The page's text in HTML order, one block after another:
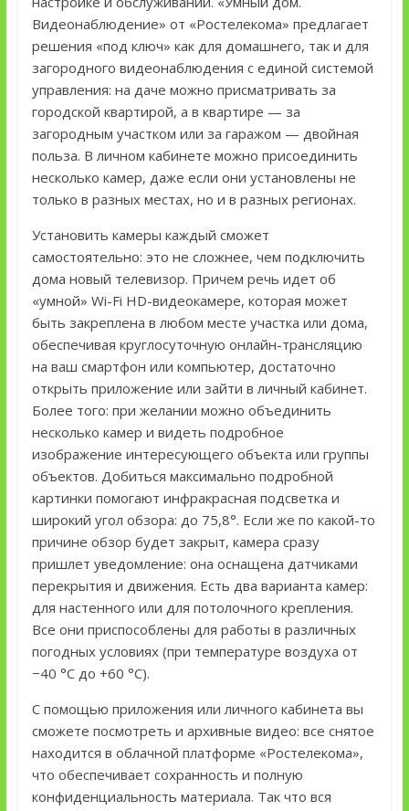
Видеонаблюдение» от «Ростелекома» предлагает
решения «под ключ» как для домашнего, так и для
загородного видеонаблюдения с единой системой
управления: на даче можно присматривать за
городской квартирой, а в квартире — за
загородным участком или за гаражом — двойная
польза. В личном кабинете можно присоединить
несколько камер, даже если они установлены не
только в разных местах, но и в разных регионах.
Установить камеры каждый сможет
самостоятельно: это не сложнее, чем подключить
дома новый телевизор. Причем речь идет об
«умной» Wi-Fi HD-видеокамере, которая может
быть закреплена в любом месте участка или дома,
обеспечивая круглосуточную онлайн-трансляцию
на ваш смартфон или компьютер, достаточно
открыть приложение или зайти в личный кабинет.
Более того: при желании можно объединить
несколько камер и видеть подробное
изображение интересующего объекта или группы
объектов. Добиться максимально подробной
картинки помогают инфракрасная подсветка и
широкий угол обзора: до 75,8°. Если же по какой-то
причине обзор будет закрыт, камера сразу
пришлет уведомление: она оснащена датчиками
перекрытия и движения. Есть два варианта камер:
для настенного или для потолочного крепления.
Все они приспособлены для работы в различных
погодных условиях (при температуре воздуха от
−40 °С до +60 °С).
С помощью приложения или личного кабинета вы
сможете посмотреть и архивные видео: все снятое
находится в облачной платформе «Ростелекома»,
что обеспечивает сохранность и полную
конфиденциальность материала. Так что вся